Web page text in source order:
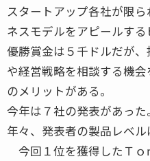
スタートアップ各社が限
ネスモデルをアピールする
優勝賞金は５千ドルだが
や経営戦略を相談する機
のメリットがある。
今年は７社の発表があった。
年々、発表者の製品レベル
今回１位を獲得したＴｏ